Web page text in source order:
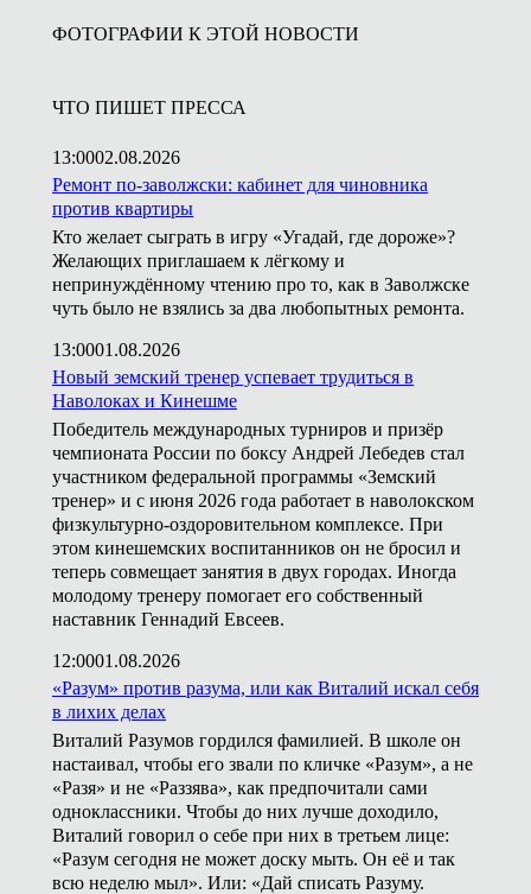
ФОТОГРАФИИ К ЭТОЙ НОВОСТИ
ЧТО ПИШЕТ ПРЕССА
13:0002.08.2026
Ремонт по-заволжски: кабинет для чиновника
против квартиры
Кто желает сыграть в игру «Угадай, где дороже»?
Желающих приглашаем к лёгкому и
непринуждённому чтению про то, как в Заволжске
чуть было не взялись за два любопытных ремонта.
13:0001.08.2026
Новый земский тренер успевает трудиться в
Наволоках и Кинешме
Победитель международных турниров и призёр
чемпионата России по боксу Андрей Лебедев стал
участником федеральной программы «Земский
тренер» и с июня 2026 года работает в наволокском
физкультурно-оздоровительном комплексе. При
этом кинешемских воспитанников он не бросил и
теперь совмещает занятия в двух городах. Иногда
молодому тренеру помогает его собственный
наставник Геннадий Евсеев.
12:0001.08.2026
«Разум» против разума, или как Виталий искал себя
в лихих делах
Виталий Разумов гордился фамилией. В школе он
настаивал, чтобы его звали по кличке «Разум», а не
«Разя» и не «Раззява», как предпочитали сами
одноклассники. Чтобы до них лучше доходило,
Виталий говорил о себе при них в третьем лице:
«Разум сегодня не может доску мыть. Он её и так
всю неделю мыл». Или: «Дай списать Разуму.